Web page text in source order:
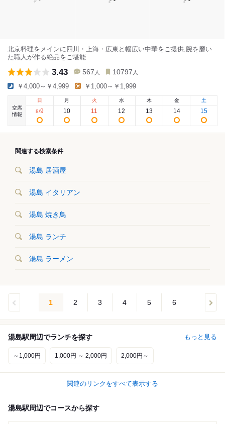
北京料理をメインに四川・上海・広東と幅広い中華をご提供,腕を磨い
た職人が作る絶品をご堪能
3.43 567 人 10797 人
￥4,000～￥4,999 ￥1,000～￥1,999
空席
情報
日
8/9
月
10
火
11
水
12
木
13
金
14
土
15
関連する検索条件
湯島 居酒屋
湯島 イタリアン
湯島 焼き鳥
湯島 ランチ
湯島 ラーメン
1 2 3 4 5 6
湯島駅周辺でランチを探す もっと見る
～1,000円 1,000円 ～ 2,000円 2,000円～
関連のリンクをすべて表示する
湯島駅周辺でコースから探す